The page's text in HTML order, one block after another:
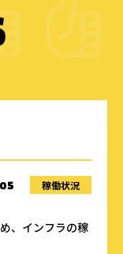
稼働状況
、インフラの稼